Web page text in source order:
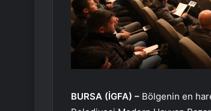
BURSA (İGFA) – Bölgenin en